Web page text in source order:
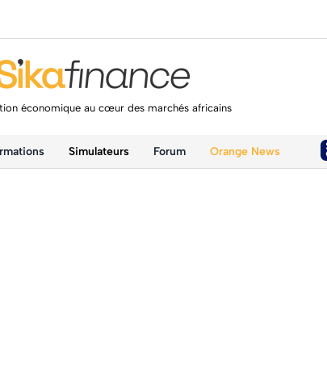
économique au cœur des marchés africains
Simulateurs Forum Orange News